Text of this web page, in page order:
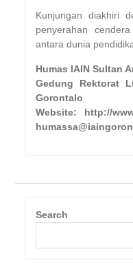
Kunjungan diakhiri
penyerahan
antara dunia
Humas IAIN Sultan
Gedung Rektorat
Gorontalo
Website: http://
Search